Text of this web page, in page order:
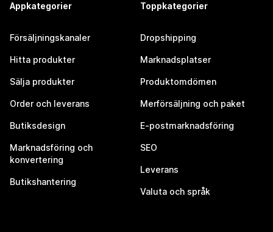
Appkategorier
Försäljningskanaler
Hitta produkter
Sälja produkter
Order och leverans
Butiksdesign
Marknadsföring och
konvertering
Butikshantering
Toppkategorier
Dropshipping
Marknadsplatser
Produktomdömen
Merförsäljning och paket
E-postmarknadsföring
SEO
Leverans
Valuta och språk